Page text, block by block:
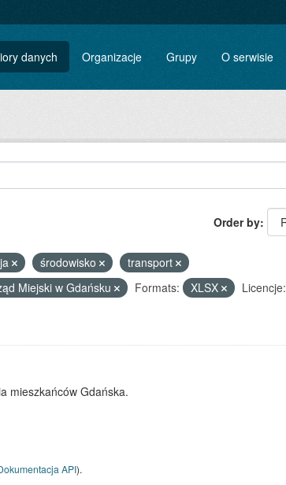
danych Organizacje Grupy O serwisie
Order by
środowisko
transport
Miejski w Gdańsku Formats: XLSX
Licencje:
mieszkańców Gdańska.
API).